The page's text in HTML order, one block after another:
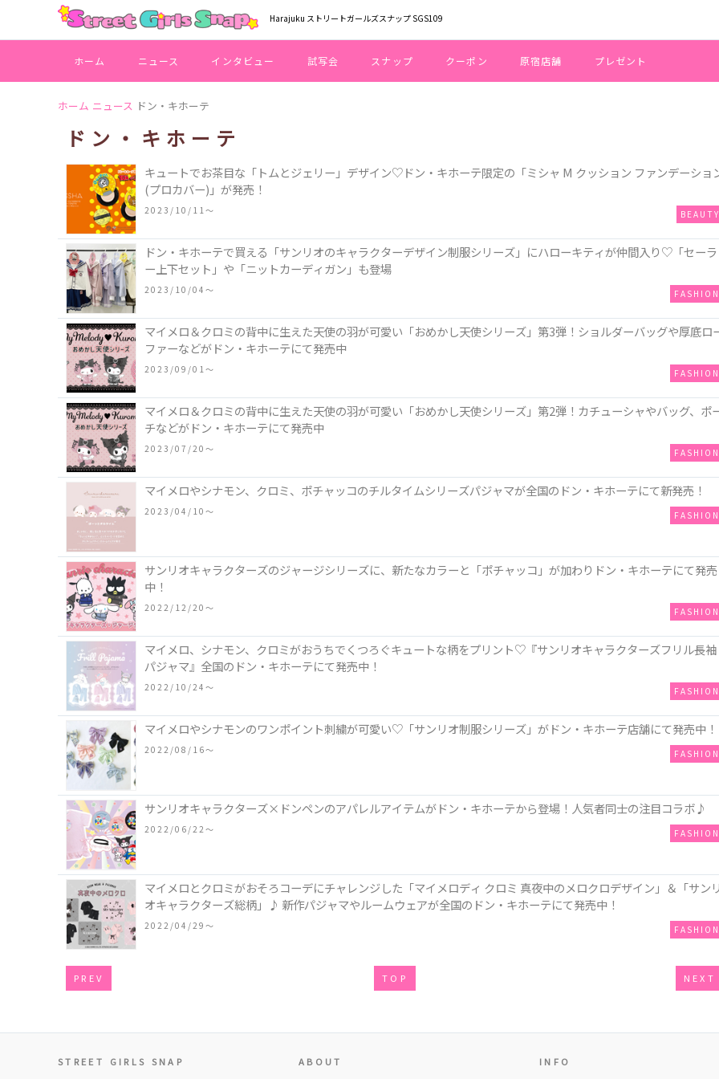
Harajuku ストリートガールズスナップ SGS109
ホーム ニュース インタビュー 試写会 スナップ クーポン 原宿店舗 プレゼント
ホーム ニュース ドン・キホーテ
ドン・キホーテ
キュートでお茶目な「トムとジェリー」デザイン♡ドン・キホーテ限定の「ミシャ M クッション ファンデーショ
(プロカバー)」が発売！
2023/10/11〜 BEAUTY
ドン・キホーテで買える「サンリオのキャラクターデザイン制服シリーズ」にハローキティが仲間入り♡「セーラ
ー上下セット」や「ニットカーディガン」も登場
2023/10/04〜 FASHION
マイメロ＆クロミの背中に生えた天使の羽が可愛い「おめかし天使シリーズ」第3弾！ショルダーバッグや厚底ロ
ファーなどがドン・キホーテにて発売中
2023/09/01〜 FASHION
マイメロ＆クロミの背中に生えた天使の羽が可愛い「おめかし天使シリーズ」第2弾！カチューシャやバッグ、ポ
チなどがドン・キホーテにて発売中
2023/07/20〜 FASHION
マイメロやシナモン、クロミ、ポチャッコのチルタイムシリーズパジャマが全国のドン・キホーテにて新発売！
2023/04/10〜 FASHION
サンリオキャラクターズのジャージシリーズに、新たなカラーと「ポチャッコ」が加わりドン・キホーテにて発売
中！
2022/12/20〜 FASHION
マイメロ、シナモン、クロミがおうちでくつろぐキュートな柄をプリント♡『サンリオキャラクターズフリル長袖
パジャマ』全国のドン・キホーテにて発売中！
2022/10/24〜 FASHION
マイメロやシナモンのワンポイント刺繍が可愛い♡「サンリオ制服シリーズ」がドン・キホーテ店舗にて発売中！
2022/08/16〜 FASHION
サンリオキャラクターズ×ドンペンのアパレルアイテムがドン・キホーテから登場！人気者同士の注目コラボ♪
2022/06/22〜 FASHION
マイメロとクロミがおそろコーデにチャレンジした「マイメロディ クロミ 真夜中のメロクロデザイン」＆「サンリ
オキャラクターズ総柄」♪ 新作パジャマやルームウェアが全国のドン・キホーテにて発売中！
2022/04/29〜 FASHION
PREV TOP NEXT
STREET GIRLS SNAP ABOUT INFO